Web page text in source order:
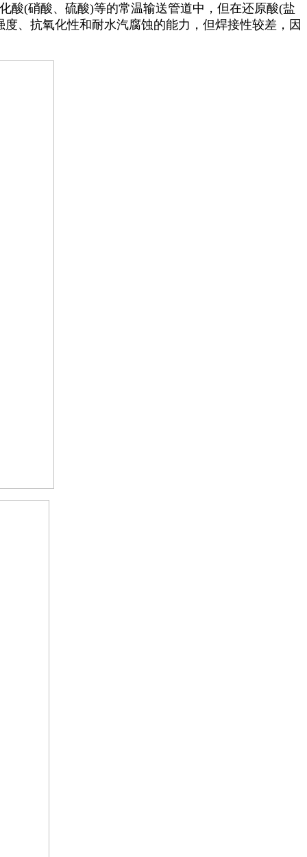
酸(硝酸、硫酸)等的常温输送管道中，但在还原酸(盐
、抗氧化性和耐水汽腐蚀的能力，但焊接性较差，因